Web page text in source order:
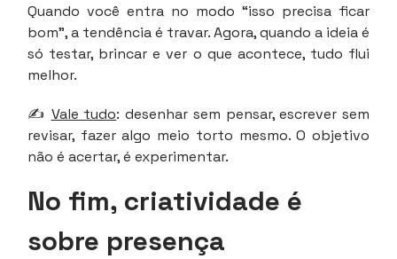
Quando você entra no modo “isso precisa ficar
bom”, a tendência é travar. Agora, quando a ideia é
só testar, brincar e ver o que acontece, tudo flui
melhor.
✍️ Vale tudo: desenhar sem pensar, escrever sem
revisar, fazer algo meio torto mesmo. O objetivo
não é acertar, é experimentar.
No fim, criatividade é
sobre presença